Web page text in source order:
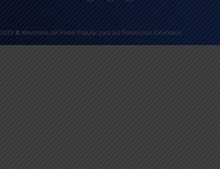
2023 © Ministerio del Poder Popular para las Relaciones Exteriores